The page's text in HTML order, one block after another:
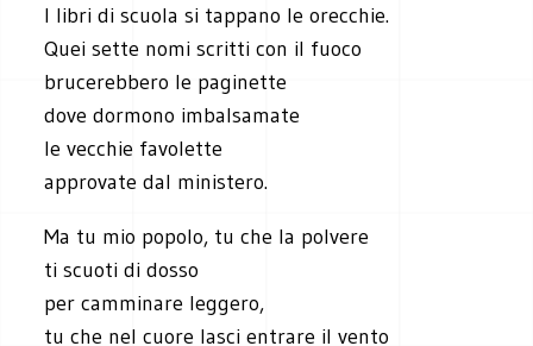
I libri di scuola si tappano le orecchie.
Quei sette nomi scritti con il fuoco
brucerebbero le paginette
dove dormono imbalsamate
le vecchie favolette
approvate dal ministero.
Ma tu mio popolo, tu che la polvere
ti scuoti di dosso
per camminare leggero,
tu che nel cuore lasci entrare il vento